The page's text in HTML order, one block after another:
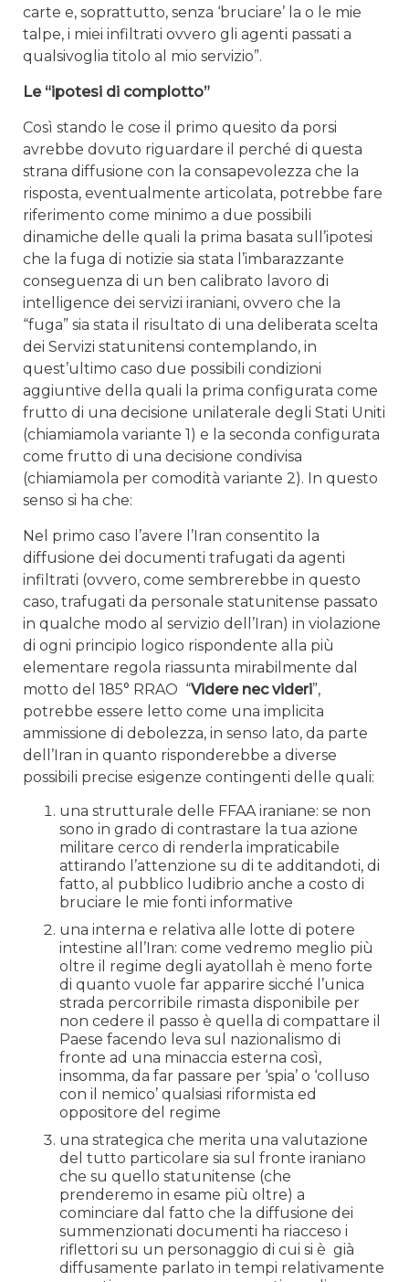
carte e, soprattutto, senza ‘bruciare’ la o le mie
talpe, i miei infiltrati ovvero gli agenti passati a
qualsivoglia titolo al mio servizio”.
Le “ipotesi di complotto”
Così stando le cose il primo quesito da porsi
avrebbe dovuto riguardare il perché di questa
strana diffusione con la consapevolezza che la
risposta, eventualmente articolata, potrebbe fare
riferimento come minimo a due possibili
dinamiche delle quali la prima basata sull’ipotesi
che la fuga di notizie sia stata l’imbarazzante
conseguenza di un ben calibrato lavoro di
intelligence dei servizi iraniani, ovvero che la
“fuga” sia stata il risultato di una deliberata scelta
dei Servizi statunitensi contemplando, in
quest’ultimo caso due possibili condizioni
aggiuntive della quali la prima configurata come
frutto di una decisione unilaterale degli Stati Uniti
(chiamiamola variante 1) e la seconda configurata
come frutto di una decisione condivisa
(chiamiamola per comodità variante 2). In questo
senso si ha che:
Nel primo caso l’avere l’Iran consentito la
diffusione dei documenti trafugati da agenti
infiltrati (ovvero, come sembrerebbe in questo
caso, trafugati da personale statunitense passato
in qualche modo al servizio dell’Iran) in violazione
di ogni principio logico rispondente alla più
elementare regola riassunta mirabilmente dal
motto del 185° RRAO “Videre nec videri”,
potrebbe essere letto come una implicita
ammissione di debolezza, in senso lato, da parte
dell’Iran in quanto risponderebbe a diverse
possibili precise esigenze contingenti delle quali:
una strutturale delle FFAA iraniane: se non
sono in grado di contrastare la tua azione
militare cerco di renderla impraticabile
attirando l’attenzione su di te additandoti, di
fatto, al pubblico ludibrio anche a costo di
bruciare le mie fonti informative
una interna e relativa alle lotte di potere
intestine all’Iran: come vedremo meglio più
oltre il regime degli ayatollah è meno forte
di quanto vuole far apparire sicché l’unica
strada percorribile rimasta disponibile per
non cedere il passo è quella di compattare il
Paese facendo leva sul nazionalismo di
fronte ad una minaccia esterna così,
insomma, da far passare per ‘spia’ o ‘colluso
con il nemico’ qualsiasi riformista ed
oppositore del regime
una strategica che merita una valutazione
del tutto particolare sia sul fronte iraniano
che su quello statunitense (che
prenderemo in esame più oltre) a
cominciare dal fatto che la diffusione dei
summenzionati documenti ha riacceso i
riflettori su un personaggio di cui si è già
diffusamente parlato in tempi relativamente